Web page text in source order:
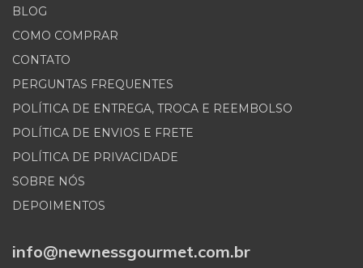
BLOG
COMO COMPRAR
CONTATO
PERGUNTAS FREQUENTES
POLÍTICA DE ENTREGA, TROCA E REEMBOLSO
POLÍTICA DE ENVIOS E FRETE
POLÍTICA DE PRIVACIDADE
SOBRE NÓS
DEPOIMENTOS
info@newnessgourmet.com.br